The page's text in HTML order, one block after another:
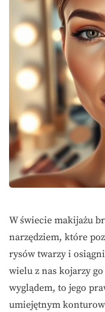
W świecie makijażu
narzędziem, które
rysów twarzy i
wielu z nas kojarzy
wyglądem, to jego
umiejętnym